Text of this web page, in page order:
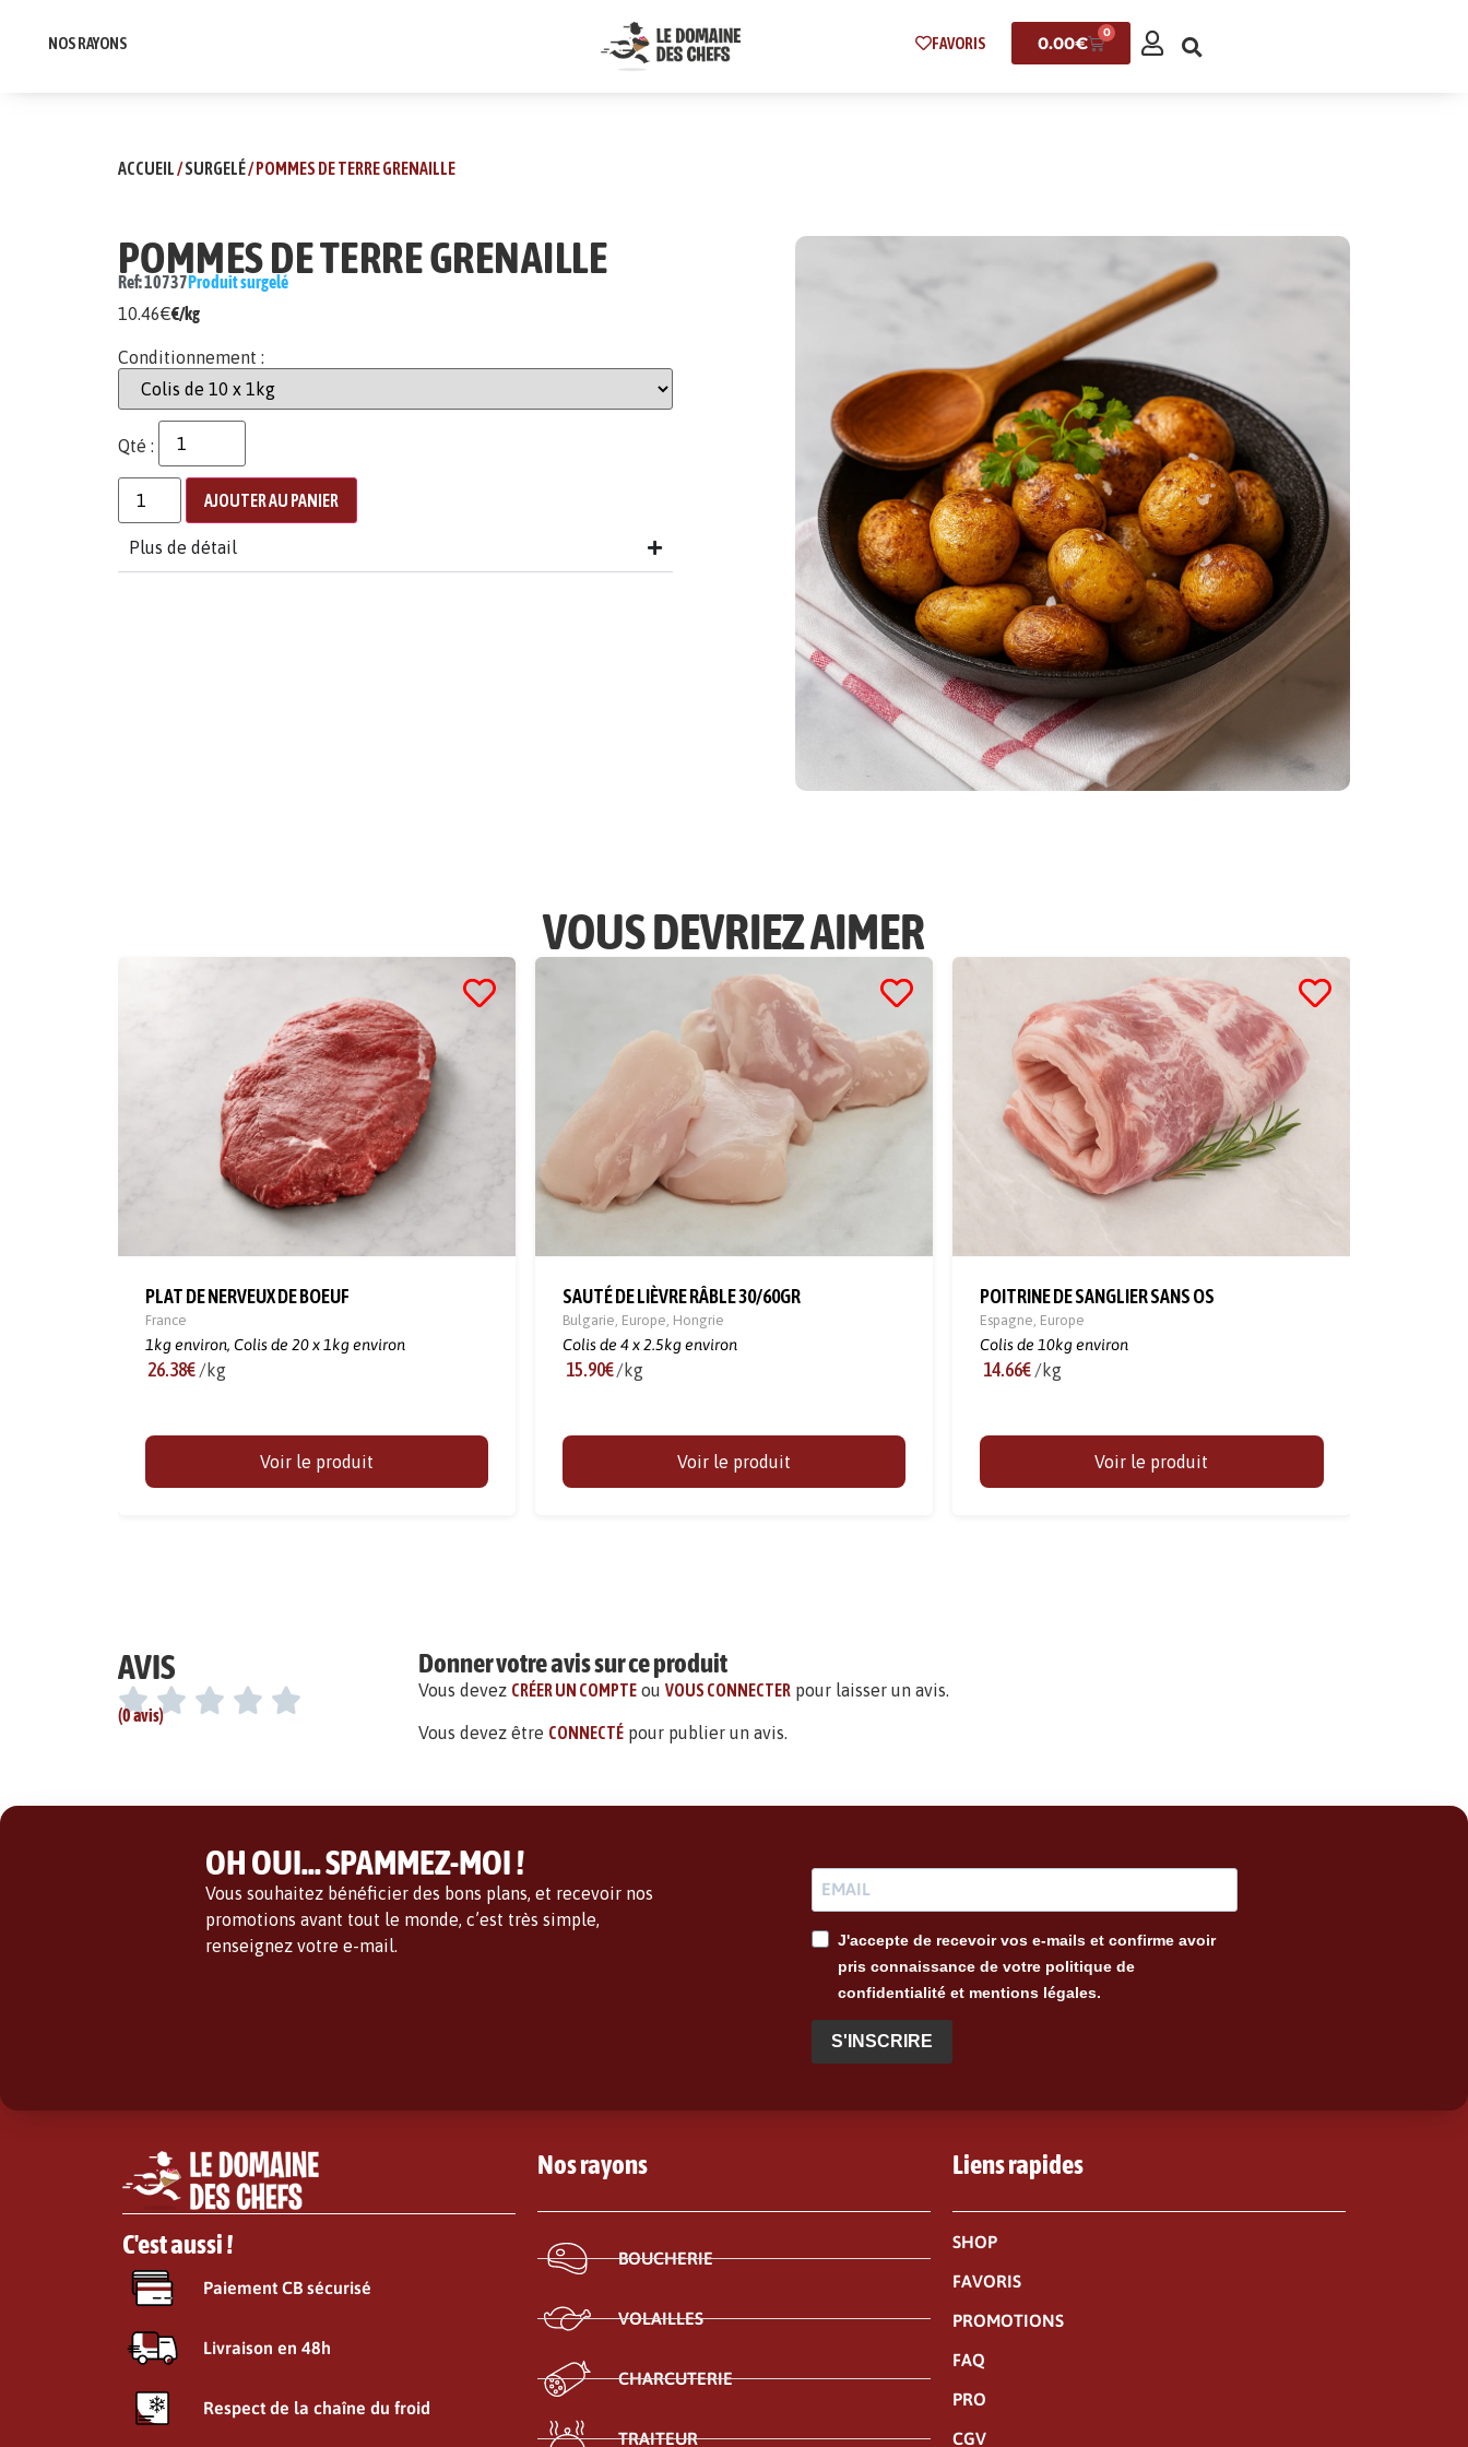
NOS RAYONS FAVORIS 0.00€
0
ACCUEIL/SURGELÉ/ POMMES DE TERRE GRENAILLE
POMMES DE TERRE GRENAILLE
Ref: 10737Produit surgelé
10.46€€/kg
Conditionnement :
Qté :
AJOUTER AU PANIER
Plus de détail
VOUS DEVRIEZ AIMER
PLAT DE NERVEUX DE BOEUF
France
1kg environ, Colis de 20 x 1kg environ
26.38€ /kg
Voir le produit
SAUTÉ DE LIÈVRE RÂBLE 30/60GR
Bulgarie, Europe, Hongrie
Colis de 4 x 2.5kg environ
15.90€/kg
Voir le produit
POITRINE DE SANGLIER SANS OS
Espagne, Europe
Colis de 10kg environ
14.66€ /kg
Voir le produit
AVIS
(0 avis)
Donner votre avis sur ce produit
Vous devez CRÉER UN COMPTEou VOUS CONNECTERpour laisser un avis.
Vous devez être CONNECTÉpour publier un avis.
OH OUI... SPAMMEZ-MOI !
Vous souhaitez bénéficier des bons plans, et recevoir nos
promotions avant tout le monde, c’est très simple,
renseignez votre e-mail.
J'accepte de recevoir vos e-mails et confirme avoir
pris connaissance de votre politique de
confidentialité et mentions légales.
S'INSCRIRE
C'est aussi !
Paiement CB sécurisé
Livraison en 48h
Respect de la chaîne du froid
Nos rayons
BOUCHERIE
VOLAILLES
CHARCUTERIE
TRAITEUR
Liens rapides
SHOP
FAVORIS
PROMOTIONS
FAQ
PRO
CGV